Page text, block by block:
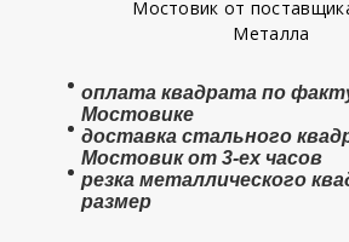
Мостовик от
Металла
оплата квадрата по
Мостовике
доставка стального
Мостовик от 3-ех часов
резка металлического
размер